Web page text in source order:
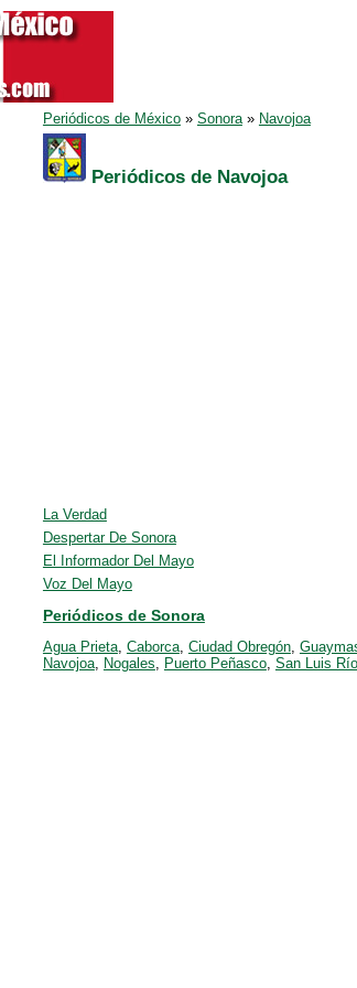
Periódicos de México» Sonora» Navojoa
Periódicos de Navojoa
La Verdad
Despertar De Sonora
El Informador Del Mayo
Voz Del Mayo
Periódicos de Sonora
Agua Prieta, Caborca, Ciudad Obregón,
Navojoa, Nogales, Puerto Peñasco, San Luis